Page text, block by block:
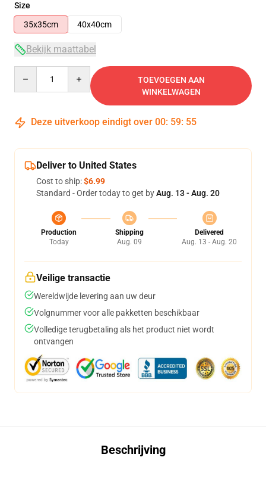
Size
35x35cm
40x40cm
Bekijk maattabel
TOEVOEGEN AAN
WINKELWAGEN
Deze uitverkoop eindigt over 00: 59: 54
Deliver to United States
Cost to ship:$6.99
Standard - Order today to get byAug. 13 - Aug. 20
Production
Today
Shipping
Aug. 09
Delivered
Aug. 13 - Aug. 20
Veilige transactie
Wereldwijde levering aan uw deur
Volgnummer voor alle pakketten beschikbaar
Volledige terugbetaling als het product niet wordt
ontvangen
Beschrijving